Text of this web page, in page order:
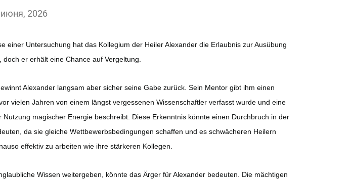
2026
einer Untersuchung hat das Kollegium der Heiler Alexander die Erlaubnis zur Ausübung
er erhält eine Chance auf Vergeltung.
Alexander langsam aber sicher seine Gabe zurück. Sein Mentor gibt ihm einen
vielen Jahren von einem längst vergessenen Wissenschaftler verfasst wurde und eine
Nutzung magischer Energie beschreibt. Diese Erkenntnis könnte einen Durchbruch in der
da sie gleiche Wettbewerbsbedingungen schaffen und es schwächeren Heilern
effektiv zu arbeiten wie ihre stärkeren Kollegen.
Wissen weitergeben, könnte das Ärger für Alexander bedeuten. Die mächtigen